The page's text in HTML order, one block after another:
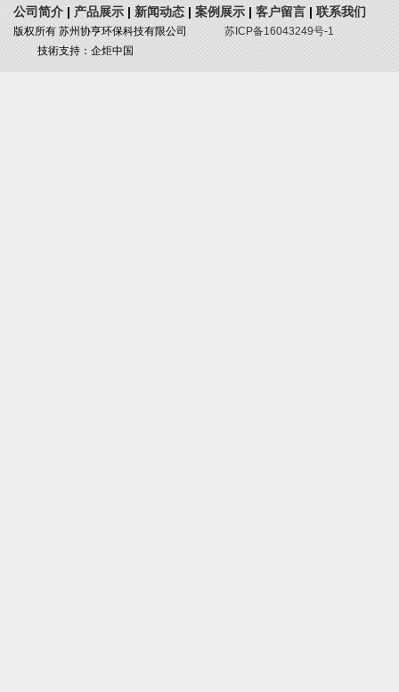
公司简介 | 产品展示 | 新闻动态 | 案例展示 | 客户留言 | 联系我们
版权所有 苏州协亨环保科技有限公司 苏ICP备16043249号-1
技術支持：企炬中国